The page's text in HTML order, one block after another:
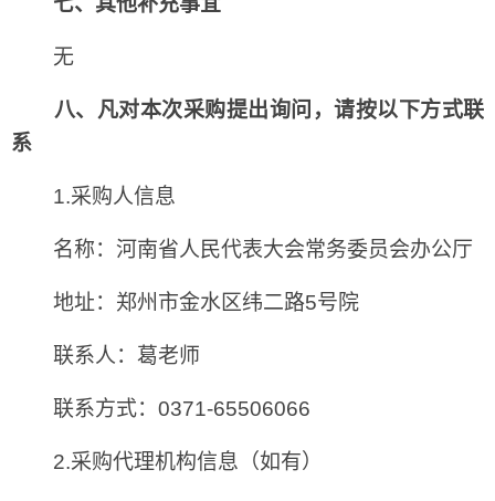
无
八、凡对本次采购提出询问，请按以下方式联
系
1.采购人信息
名称：河南省人民代表大会常务委员会办公厅
地址：郑州市金水区纬二路5号院
联系人：葛老师
联系方式：0371-65506066
2.采购代理机构信息（如有）